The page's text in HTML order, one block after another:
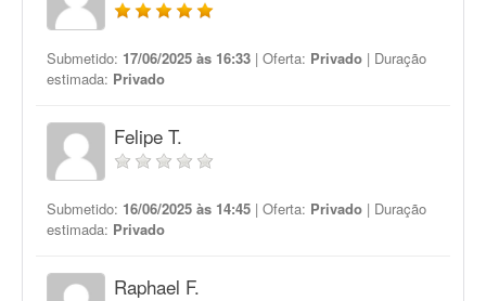
Submetido: 17/06/2025 às 16:33 | Oferta: Privado | Duração
estimada: Privado
Felipe T.
Submetido: 16/06/2025 às 14:45 | Oferta: Privado | Duração
estimada: Privado
Raphael F.